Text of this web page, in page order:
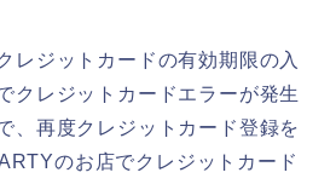
レジットカードの有効期限の入
クレジットカードエラーが発生
、再度クレジットカード登録を
のお店でクレジットカード